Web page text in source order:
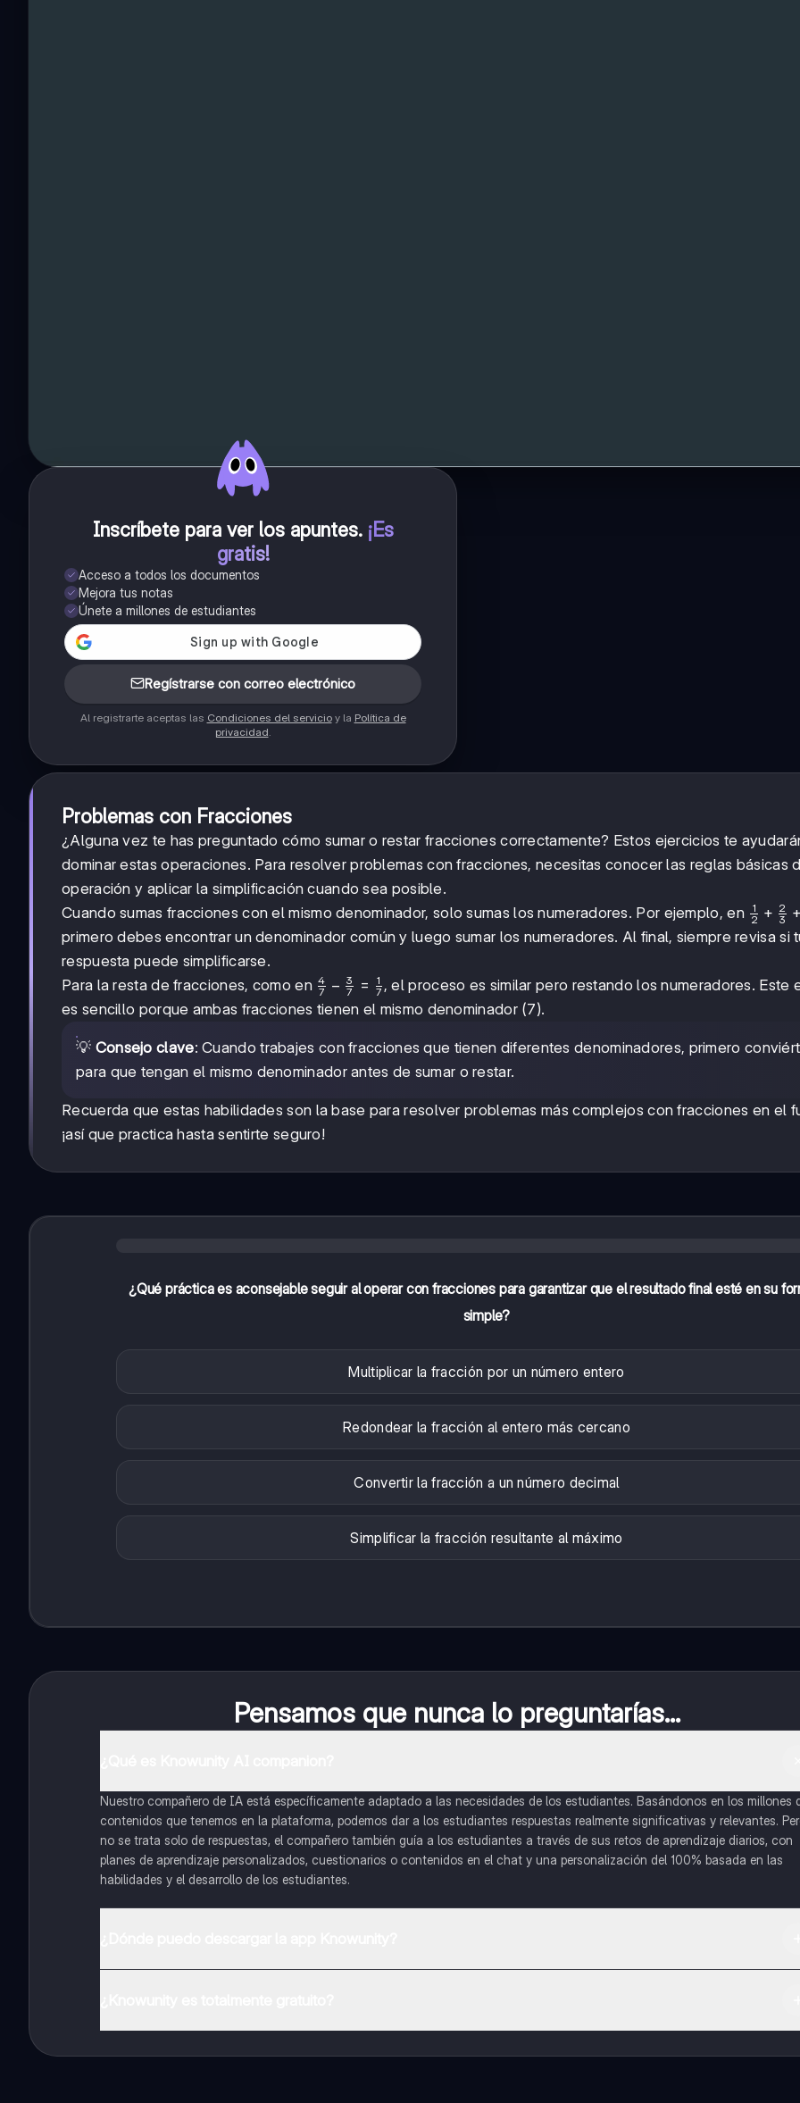
Inscríbete para ver los apuntes. ¡Es
gratis!
Acceso a todos los documentos
Mejora tus notas
Únete a millones de estudiantes
Regístrarse con correo electrónico
Al registrarte aceptas las Condiciones del servicioy la Política de
privacidad.
Problemas con Fracciones
¿Alguna vez te has preguntado cómo sumar o restar fracciones correctamente? Estos ejercicios te
dominar estas operaciones. Para resolver problemas con fracciones, necesitas conocer las reglas básicas
operación y aplicar la simplificación cuando sea posible.
Cuando sumas fracciones con el mismo denominador, solo sumas los numeradores. Por ejemplo, en \frac{1}
{2} +
2
1 + 3
2 +
primero debes encontrar un denominador común y luego sumar los numeradores. Al final, siempre revisa si
respuesta puede simplificarse.
Para la resta de fracciones, como en \frac{4}
{7} -
\frac{3}
{7} =
\frac{1}
{7}
7
4 − 7
3 = 7
1 , el proceso es similar pero restando los numeradores. Este
es sencillo porque ambas fracciones tienen el mismo denominador (7).
💡 Consejo clave: Cuando trabajes con fracciones que tienen diferentes denominadores, primero
para que tengan el mismo denominador antes de sumar o restar.
Recuerda que estas habilidades son la base para resolver problemas más complejos con fracciones en el
¡así que practica hasta sentirte seguro!
¿Qué práctica es aconsejable seguir al operar con fracciones para garantizar que el resultado final esté en su
simple?
Multiplicar la fracción por un número entero
Redondear la fracción al entero más cercano
Convertir la fracción a un número decimal
Simplificar la fracción resultante al máximo
Pensamos que nunca lo preguntarías...
Nuestro compañero de IA está específicamente adaptado a las necesidades de los estudiantes. Basándonos en los millones
contenidos que tenemos en la plataforma, podemos dar a los estudiantes respuestas realmente significativas y relevantes.
no se trata solo de respuestas, el compañero también guía a los estudiantes a través de sus retos de aprendizaje diarios, con
planes de aprendizaje personalizados, cuestionarios o contenidos en el chat y una personalización del 100% basada en las
habilidades y el desarrollo de los estudiantes.
inmeditamente. Puedes ganar dinero utilizando la aplicación, que te permitirá acceder a determinadas funciones.